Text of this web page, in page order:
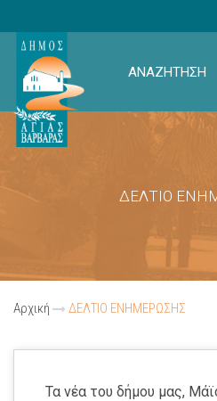
ΑΝΑΖΗΤΗΣΗ
ΔΕΛΤΙΟ
Αρχική ΔΕΛΤΙΟ ΕΝΗΜΕΡΩΣΗΣ
Τα νέα του δήμου μας,